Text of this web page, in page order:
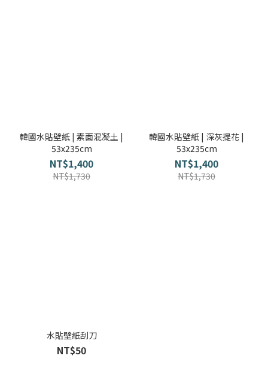
韓國水貼壁紙 | 素面混凝土 |
53x235cm
NT$1,400
NT$1,730
韓國水貼壁紙 | 深灰提花 |
53x235cm
NT$1,400
NT$1,730
水貼壁紙刮刀
NT$50